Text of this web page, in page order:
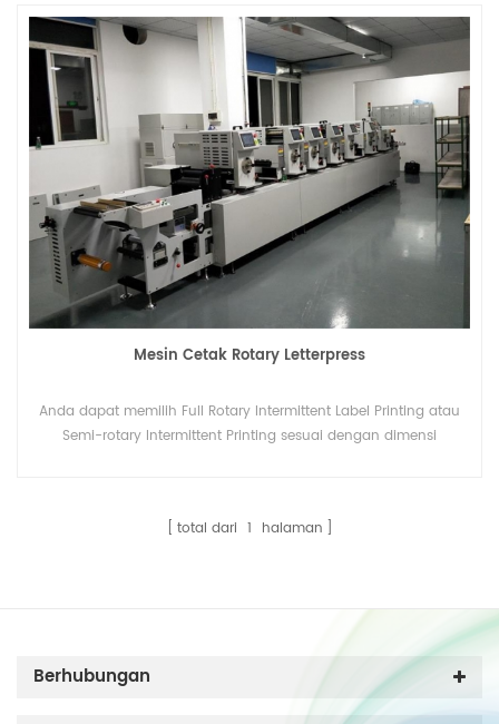
Mesin Cetak Rotary Letterpress
Anda dapat memilih Full Rotary Intermittent Label Printing atau
Semi-rotary Intermittent Printing sesuai dengan dimensi
total dari 1 halaman
Berhubungan